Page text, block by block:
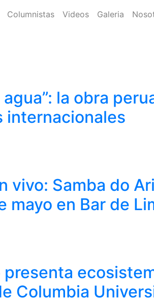
Columnistas Videos Galeria
la obra
internacionales
vivo: Samba do
mayo en Bar de
Columbia